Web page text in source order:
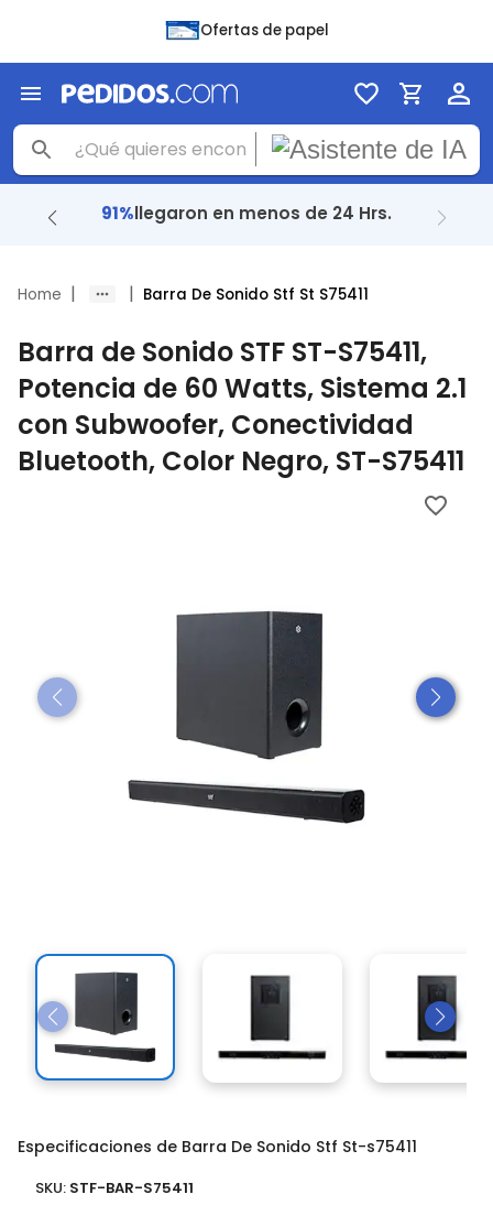
Ofertas de papel
91%llegaron en menos de 24 Hrs.
Home | | Barra De Sonido Stf St S75411
Barra de Sonido STF ST-S75411,
Potencia de 60 Watts, Sistema 2.1
con Subwoofer, Conectividad
Bluetooth, Color Negro, ST-S75411
Especificaciones de Barra De Sonido Stf St-s75411
SKU: STF-BAR-S75411